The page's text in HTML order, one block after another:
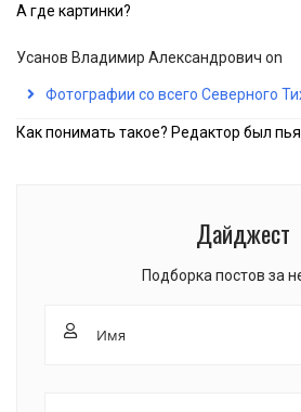
А где картинки?
Усанов Владимир Александрович on
Фотографии со всего Северного
Как понимать такое? Редактор был
Дайджест
Подборка постов за